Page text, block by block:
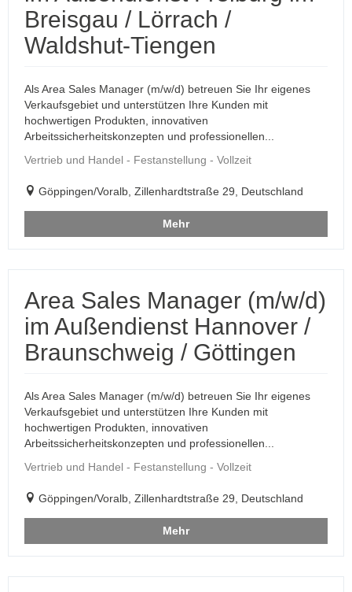
Breisgau / Lörrach /
Waldshut-Tiengen
Als Area Sales Manager (m/w/d) betreuen Sie Ihr eigenes
Verkaufsgebiet und unterstützen Ihre Kunden mit
hochwertigen Produkten, innovativen
Arbeitssicherheitskonzepten und professionellen...
Vertrieb und Handel - Festanstellung - Vollzeit
Göppingen/Voralb, Zillenhardtstraße 29, Deutschland
Mehr
Area Sales Manager (m/w/d)
im Außendienst Hannover /
Braunschweig / Göttingen
Als Area Sales Manager (m/w/d) betreuen Sie Ihr eigenes
Verkaufsgebiet und unterstützen Ihre Kunden mit
hochwertigen Produkten, innovativen
Arbeitssicherheitskonzepten und professionellen...
Vertrieb und Handel - Festanstellung - Vollzeit
Göppingen/Voralb, Zillenhardtstraße 29, Deutschland
Mehr